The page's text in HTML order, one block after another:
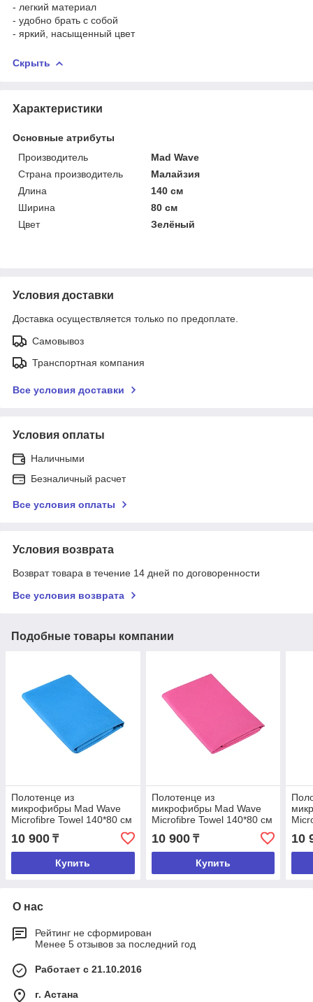
- легкий материал
- удобно брать с собой
- яркий, насыщенный цвет
Скрыть
Характеристики
Основные атрибуты
Производитель
Mad Wave
Страна производитель
Малайзия
Длина
140 см
Ширина
80 см
Цвет
Зелёный
Условия доставки
Доставка осуществляется только по предоплате.
Самовывоз
Транспортная компания
Все условия доставки
Условия оплаты
Наличными
Безналичный расчет
Все условия оплаты
Условия возврата
Возврат товара в течение 14 дней по договоренности
Все условия возврата
Подобные товары компании
Полотенце из
микрофибры Mad Wave
Microfibre Towel 140*80 см
10 900 ₸
Купить
Полотенце из
микрофибры Mad Wave
Microfibre Towel 140*80 см
10 900₸
Купить
10
О нас
Рейтинг не сформирован
Менее 5 отзывов за последний год
Работает с 21.10.2016
г. Астана